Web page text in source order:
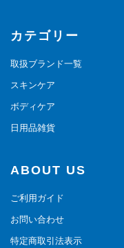
カテゴリー
取扱ブランド一覧
スキンケア
ボディケア
日用品雑貨
ABOUT US
ご利用ガイド
お問い合わせ
特定商取引法表示